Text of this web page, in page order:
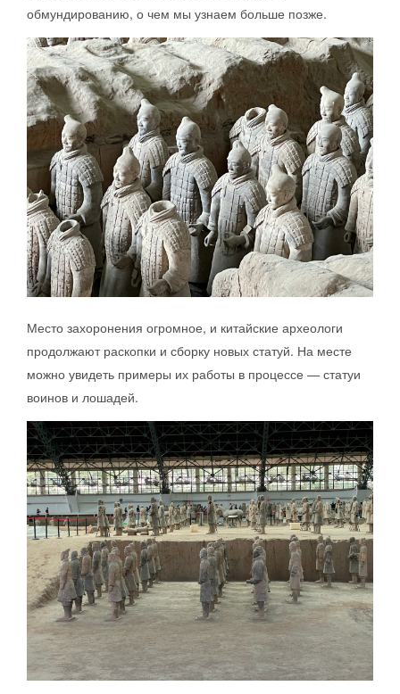
обмундированию, о чем мы узнаем больше позже.
Место захоронения огромное, и китайские археологи
продолжают раскопки и сборку новых статуй. На месте
можно увидеть примеры их работы в процессе — статуи
воинов и лошадей.